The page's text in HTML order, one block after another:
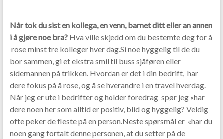
e
b
o
o
k
itt
er
Når tok du sist en kollega, en venn, barnet ditt eller an annen
i å gjøre noe bra?Hva ville skjedd om du bestemte deg for å
rose minst tre kolleger hver dag.Si noe hyggelig til de du
bor sammen, gi et ekstra smil til buss sjåføren eller
sidemannen på trikken. Hvordan er det i din bedrift, har
dere fokus på å rose, og å se hverandre i en travel hverdag.
Når jeg er ute i bedrifter og holder foredrag spør jeg «har
dere noen her som alltid er positiv, blid og hyggelig? Veldig
ofte peker de fleste på en person.Neste spørsmål er «har du
noen gang fortalt denne personen, at du setter på de